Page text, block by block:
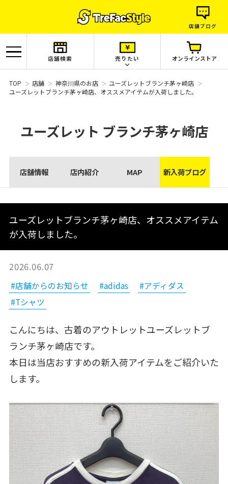
店舗ブログ
店舗検索 売りたい オンラインストア
TOP 店舗 神奈川県のお店
ユーズレットブランチ茅ヶ崎店
ユーズレットブランチ茅ヶ崎店、オススメアイテムが入荷しました。
ユーズレット ブランチ茅ヶ崎店
店舗情報 店内紹介 MAP 新入荷ブログ
ユーズレットブランチ茅ヶ崎店、オススメアイテム
が入荷しました。
2026.06.07
#店舗からのお知らせ #adidas
#アディダス
#Tシャツ
こんにちは、古着のアウトレットユーズレットブ
ランチ茅ヶ崎店です。
本日は当店おすすめの新入荷アイテムをご紹介いた
します。